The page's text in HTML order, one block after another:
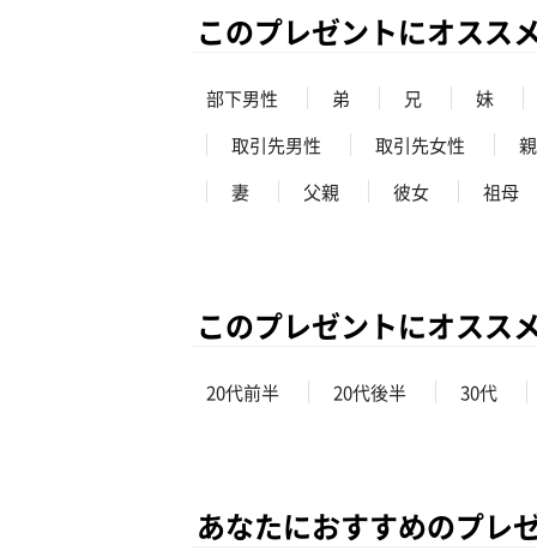
このプレゼントにオスス
部下男性 弟 兄 妹
取引先男性
取引先女性
妻
父親 彼女 祖母
このプレゼントにオスス
20代前半 20代後半 30代
あなたにおすすめのプレ